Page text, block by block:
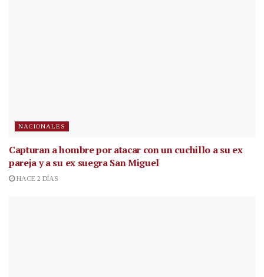
NACIONALES
Capturan a hombre por atacar con un cuchillo a su ex
pareja y a su ex suegra San Miguel
HACE 2 DÍAS